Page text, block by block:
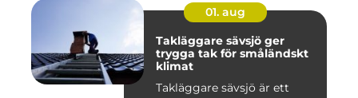
01. aug
Takläggare sävsjö ger
trygga tak för småländskt
klimat
Takläggare sävsjö är ett